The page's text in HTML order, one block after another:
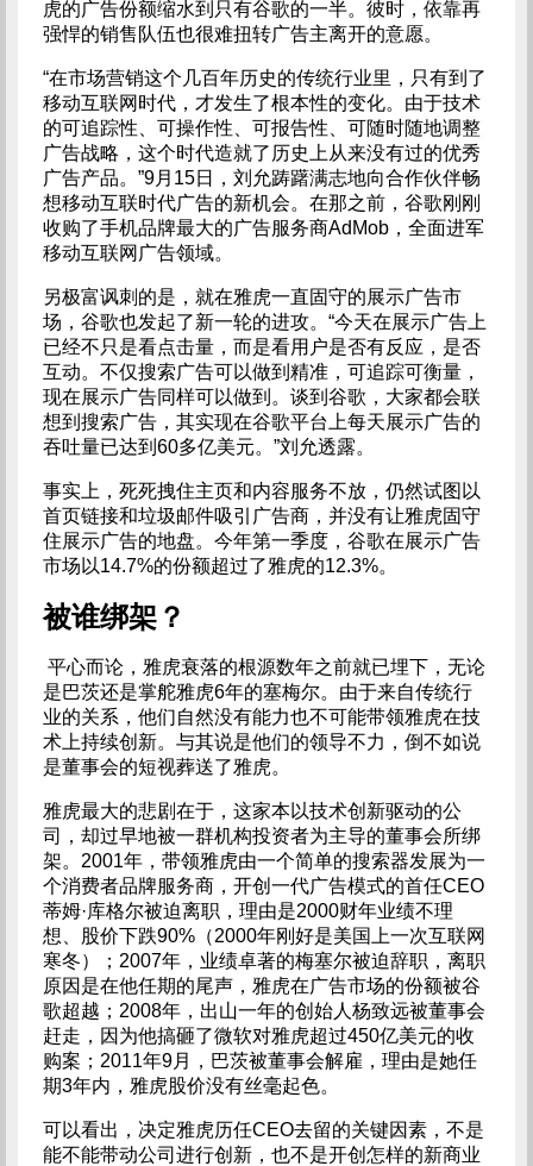
虎的广告份额缩水到只有谷歌的一半。彼时，依靠再
强悍的销售队伍也很难扭转广告主离开的意愿。
“在市场营销这个几百年历史的传统行业里，只有到了
移动互联网时代，才发生了根本性的变化。由于技术
的可追踪性、可操作性、可报告性、可随时随地调整
广告战略，这个时代造就了历史上从来没有过的优秀
广告产品。”9月15日，刘允踌躇满志地向合作伙伴畅
想移动互联时代广告的新机会。在那之前，谷歌刚刚
收购了手机品牌最大的广告服务商AdMob，全面进军
移动互联网广告领域。
另极富讽刺的是，就在雅虎一直固守的展示广告市
场，谷歌也发起了新一轮的进攻。“今天在展示广告上
已经不只是看点击量，而是看用户是否有反应，是否
互动。不仅搜索广告可以做到精准，可追踪可衡量，
现在展示广告同样可以做到。谈到谷歌，大家都会联
想到搜索广告，其实现在谷歌平台上每天展示广告的
吞吐量已达到60多亿美元。”刘允透露。
事实上，死死拽住主页和内容服务不放，仍然试图以
首页链接和垃圾邮件吸引广告商，并没有让雅虎固守
住展示广告的地盘。今年第一季度，谷歌在展示广告
市场以14.7%的份额超过了雅虎的12.3%。
被谁绑架？
平心而论，雅虎衰落的根源数年之前就已埋下，无论
是巴茨还是掌舵雅虎6年的塞梅尔。由于来自传统行
业的关系，他们自然没有能力也不可能带领雅虎在技
术上持续创新。与其说是他们的领导不力，倒不如说
是董事会的短视葬送了雅虎。
雅虎最大的悲剧在于，这家本以技术创新驱动的公
司，却过早地被一群机构投资者为主导的董事会所绑
架。2001年，带领雅虎由一个简单的搜索器发展为一
个消费者品牌服务商，开创一代广告模式的首任CEO
蒂姆·库格尔被迫离职，理由是2000财年业绩不理
想、股价下跌90%（2000年刚好是美国上一次互联网
寒冬）；2007年，业绩卓著的梅塞尔被迫辞职，离职
原因是在他任期的尾声，雅虎在广告市场的份额被谷
歌超越；2008年，出山一年的创始人杨致远被董事会
赶走，因为他搞砸了微软对雅虎超过450亿美元的收
购案；2011年9月，巴茨被董事会解雇，理由是她任
期3年内，雅虎股价没有丝毫起色。
可以看出，决定雅虎历任CEO去留的关键因素，不是
能不能带动公司进行创新，也不是开创怎样的新商业